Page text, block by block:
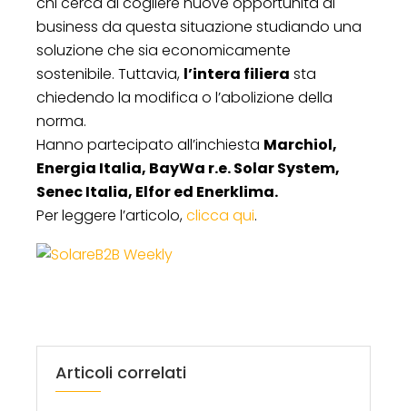
business da questa situazione studiando una
soluzione che sia economicamente
sostenibile. Tuttavia, l’intera filiera sta
chiedendo la modifica o l’abolizione della
norma.
Hanno partecipato all’inchiesta Marchiol,
Energia Italia, BayWa r.e. Solar System,
Senec Italia, Elfor ed Enerklima.
Per leggere l’articolo,clicca qui.
Articoli correlati